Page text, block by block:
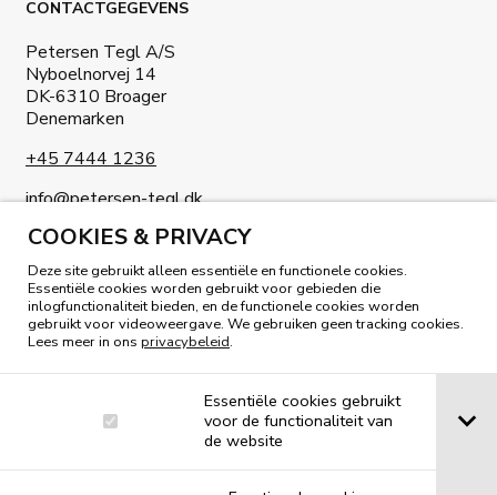
COOKIES & PRIVACY
Deze site gebruikt alleen essentiële en functionele cookies.
Essentiële cookies worden gebruikt voor gebieden die
inlogfunctionaliteit bieden, en de functionele cookies worden
gebruikt voor videoweergave. We gebruiken geen tracking cookies.
Lees meer in ons privacybeleid.
Essentiële cookies gebruikt
voor de functionaliteit van
de website
CONTACTGEGEVENS
Petersen Tegl A/S
Nyboelnorvej 14
DK-6310 Broager
Denemarken
+45 7444 1236
info@petersen-tegl.dk
LEES ONS MAGAZINE